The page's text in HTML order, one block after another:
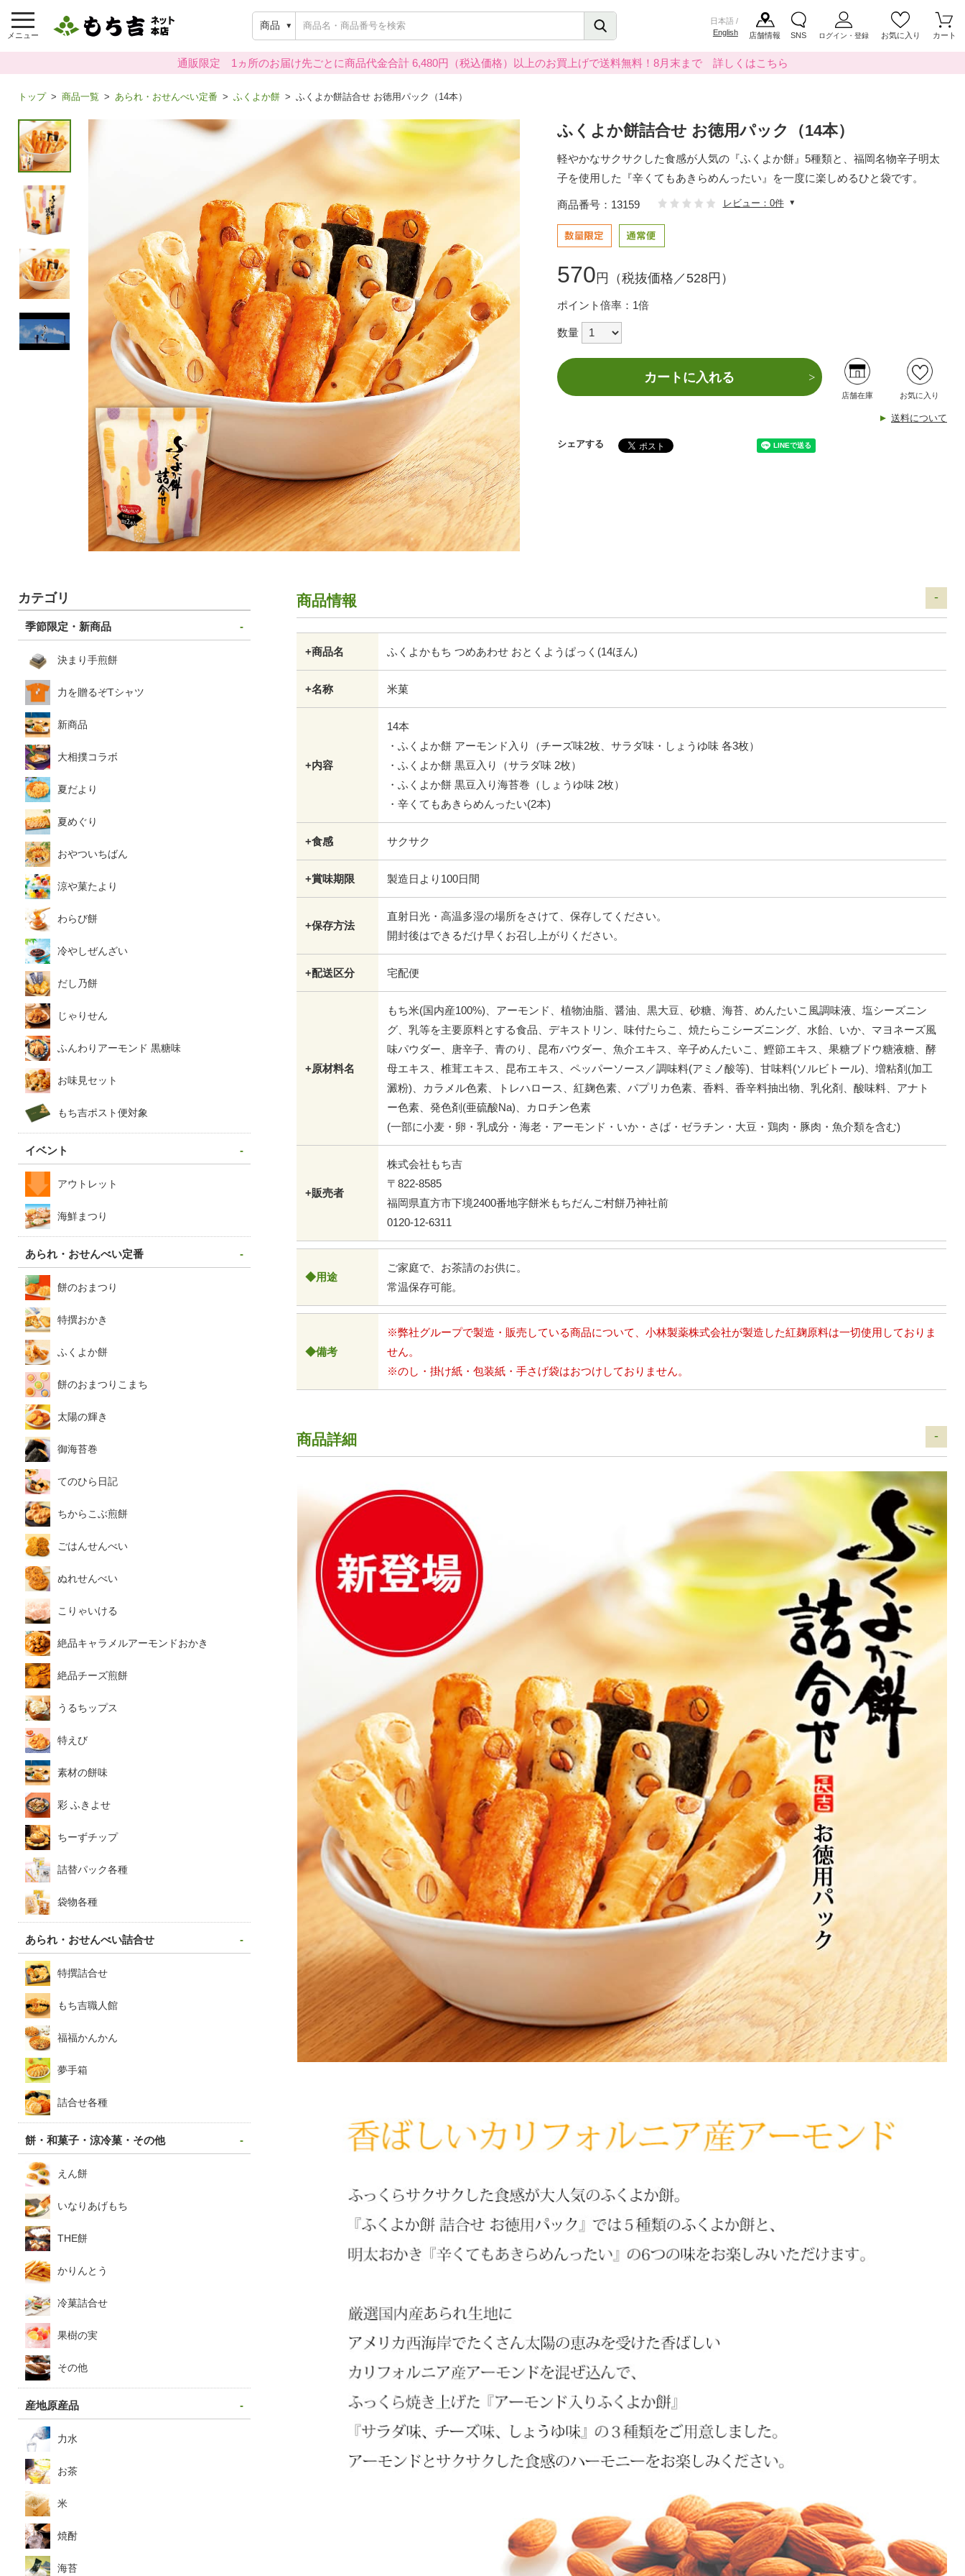
メニュー
商品
日本語 /
English
店舗情報 SNS ログイン・登録 お気に入り カート
通販限定 1ヵ所のお届け先ごとに商品代金合計 6,480円（税込価格）以上のお買上げで送料無料！8月末まで 詳しくはこちら
トップ 商品一覧 あられ・おせんべい定番 ふくよか餅 ふくよか餅詰合せ お徳用パック（14本）
ふくよか餅詰合せ お徳用パック（14本）
軽やかなサクサクした食感が人気の『ふくよか餅』5種類と、福岡名物辛子明太
子を使用した『辛くてもあきらめんったい』を一度に楽しめるひと袋です。
商品番号：13159 レビュー：0件
570 円（税抜価格／528円）
ポイント倍率：1倍
数量
カートに入れる
店舗在庫 お気に入り
送料について
シェアする
カテゴリ
季節限定・新商品
決まり手煎餅
力を贈るぞTシャツ
新商品
大相撲コラボ
夏だより
夏めぐり
おやついちばん
涼や菓たより
わらび餅
冷やしぜんざい
だし乃餅
じゃりせん
ふんわりアーモンド 黒糖味
お味見セット
もち吉ポスト便対象
イベント
アウトレット
海鮮まつり
あられ・おせんべい定番
餅のおまつり
特撰おかき
ふくよか餅
餅のおまつりこまち
太陽の輝き
御海苔巻
てのひら日記
ちからこぶ煎餅
ごはんせんべい
ぬれせんべい
こりゃいける
絶品キャラメルアーモンドおかき
絶品チーズ煎餅
うるちップス
特えび
素材の餅味
彩 ふきよせ
ちーずチップ
詰替パック各種
袋物各種
あられ・おせんべい詰合せ
特撰詰合せ
もち吉職人館
福福かんかん
夢手箱
詰合せ各種
餅・和菓子・涼冷菓・その他
えん餅
いなりあげもち
THE餅
かりんとう
冷菓詰合せ
果樹の実
その他
産地原産品
力水
お茶
米
焼酎
海苔
商品情報
+商品名 ふくよかもち つめあわせ おとくようぱっく(14ほん)
+名称 米菓
+内容
14本
・ふくよか餅 アーモンド入り（チーズ味2枚、サラダ味・しょうゆ味 各3枚）
・ふくよか餅 黒豆入り（サラダ味 2枚）
・ふくよか餅 黒豆入り海苔巻（しょうゆ味 2枚）
・辛くてもあきらめんったい(2本)
+食感 サクサク
+賞味期限 製造日より100日間
+保存方法
直射日光・高温多湿の場所をさけて、保存してください。
開封後はできるだけ早くお召し上がりください。
+配送区分 宅配便
+原材料名
もち米(国内産100%)、アーモンド、植物油脂、醤油、黒大豆、砂糖、海苔、めんたいこ風調味液、塩シーズニン
グ、乳等を主要原料とする食品、デキストリン、味付たらこ、焼たらこシーズニング、水飴、いか、マヨネーズ風
味パウダー、唐辛子、青のり、昆布パウダー、魚介エキス、辛子めんたいこ、鰹節エキス、果糖ブドウ糖液糖、酵
母エキス、椎茸エキス、昆布エキス、ペッパーソース／調味料(アミノ酸等)、甘味料(ソルビトール)、増粘剤(加工
澱粉)、カラメル色素、トレハロース、紅麹色素、パプリカ色素、香料、香辛料抽出物、乳化剤、酸味料、アナト
ー色素、発色剤(亜硫酸Na)、カロチン色素
(一部に小麦・卵・乳成分・海老・アーモンド・いか・さば・ゼラチン・大豆・鶏肉・豚肉・魚介類を含む)
+販売者
株式会社もち吉
〒822-8585
福岡県直方市下境2400番地字餅米もちだんご村餅乃神社前
0120-12-6311
◆用途
ご家庭で、お茶請のお供に。
常温保存可能。
◆備考
※弊社グループで製造・販売している商品について、小林製薬株式会社が製造した紅麹原料は一切使用しておりま
せん。
※のし・掛け紙・包装紙・手さげ袋はおつけしておりません。
商品詳細